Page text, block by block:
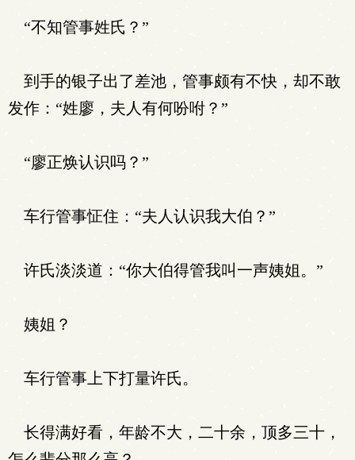
“不知管事姓氏？”
到手的银子出了差池，管事颇有不快，却不敢
发作：“姓廖，夫人有何吩咐？”
“廖正焕认识吗？”
车行管事怔住：“夫人认识我大伯？”
许氏淡淡道：“你大伯得管我叫一声姨姐。”
姨姐？
车行管事上下打量许氏。
长得满好看，年龄不大，二十余，顶多三十，